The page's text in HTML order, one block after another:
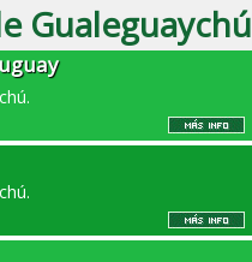
Gualeguaychú